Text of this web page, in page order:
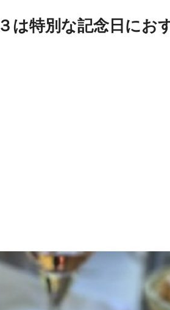
は特別な記念日にお